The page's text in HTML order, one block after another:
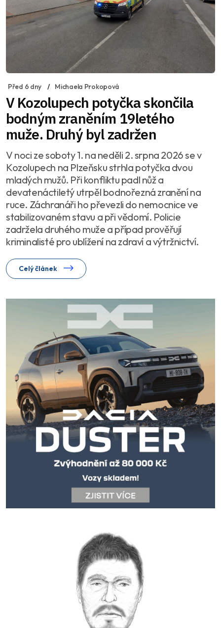
Před 6 dny Michaela Prokopová
V Kozolupech potyčka skončila
bodným zraněním 19letého
muže. Druhý byl zadržen
V noci ze soboty 1. na neděli 2. srpna 2026 se v
Kozolupech na Plzeňsku strhla potyčka dvou
mladých mužů. Při konfliktu padl nůž a
devatenáctiletý utrpěl bodnořezná zranění na
ruce. Záchranáři ho převezli do nemocnice ve
stabilizovaném stavu a při vědomí. Policie
zadržela druhého muže a případ prověřují
kriminalisté pro ublížení na zdraví a výtržnictví.
Celý článek